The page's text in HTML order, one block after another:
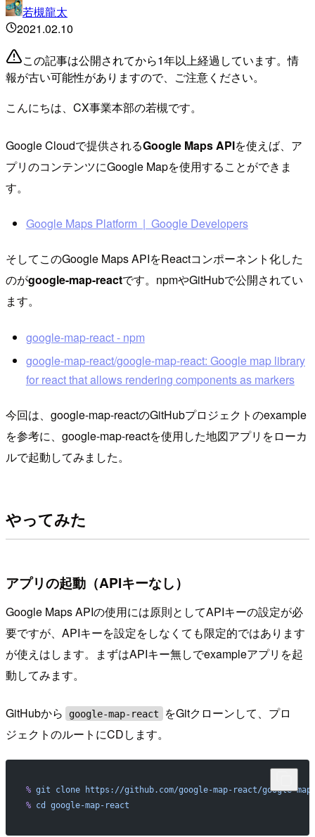
若槻龍太
2021.02.10
この記事は公開されてから1年以上経過しています。情
報が古い可能性がありますので、ご注意ください。
こんにちは、CX事業本部の若槻です。
Google Cloudで提供されるGoogle Maps APIを使えば、ア
プリのコンテンツにGoogle Mapを使用することができま
す。
Google Maps Platform | Google Developers
そしてこのGoogle Maps APIをReactコンポーネント化した
のがgoogle-map-reactです。npmやGitHubで公開されてい
ます。
google-map-react - npm
google-map-react/google-map-react: Google map library
for react that allows rendering components as markers
今回は、google-map-reactのGitHubプロジェクトのexample
を参考に、google-map-reactを使用した地図アプリをローカ
ルで起動してみました。
やってみた
アプリの起動（APIキーなし）
Google Maps APIの使用には原則としてAPIキーの設定が必
要ですが、APIキーを設定をしなくても限定的ではあります
が使えはします。まずはAPIキー無しでexampleアプリを起
動してみます。
GitHubから google-map-react
をGitクローンして、プロ
ジェクトのルートにCDします。
% git clone https://github.com/google-map-react/google-
% cd google-map-react